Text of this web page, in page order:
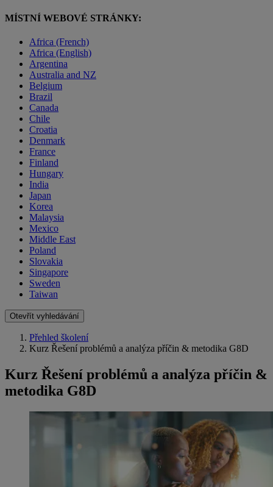
MÍSTNÍ WEBOVÉ STRÁNKY:
Africa (French)
Africa (English)
Argentina
Australia and NZ
Belgium
Brazil
Canada
Chile
Croatia
Denmark
France
Finland
Hungary
India
Japan
Korea
Malaysia
Mexico
Middle East
Poland
Slovakia
Singapore
Sweden
Taiwan
Otevřít vyhledávání
Přehled školení
Kurz Řešení problémů a analýza příčin & metodika G8D
Kurz Řešení problémů a analýza příčin &
metodika G8D